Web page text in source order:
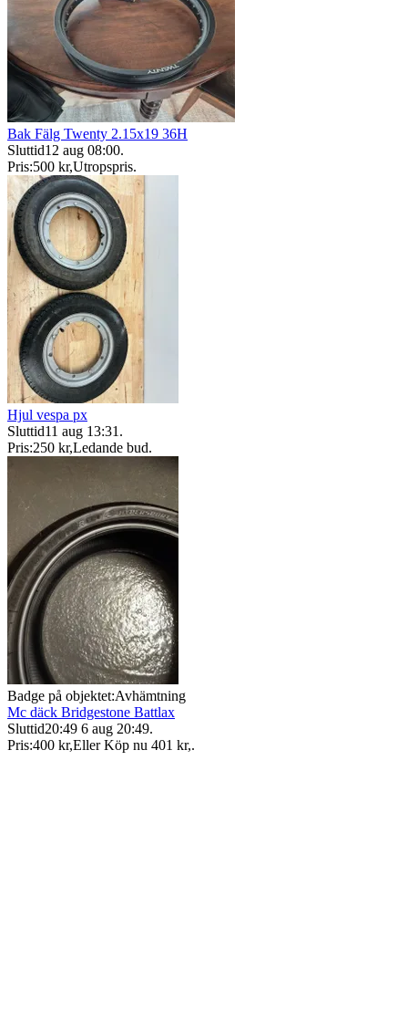
Bak Fälg Twenty 2.15x19 36H
Sluttid12 aug 08:00.
Pris:500 kr,Utropspris.
Hjul vespa px
Sluttid11 aug 13:31 .
Pris:250 kr,Ledande bud.
Badge på objektet:Avhämtning
Mc däck Bridgestone Battlax
Sluttid20:49 6 aug 20:49.
Pris:400 kr,Eller Köp nu 401 kr,.